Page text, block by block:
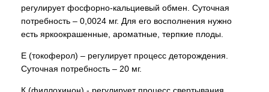
регулирует фосфорно-кальциевый обмен. Суточная
потребность – 0,0024 мг. Для его восполнения нужно
есть яркоокрашенные, ароматные, терпкие плоды.
Е (токоферол) – регулирует процесс деторождения.
Суточная потребность – 20 мг.